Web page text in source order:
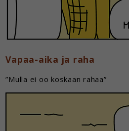
Vapaa-aika ja raha
”Mulla ei oo koskaan rahaa”